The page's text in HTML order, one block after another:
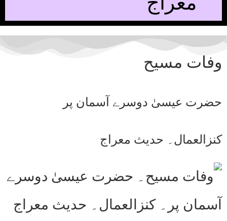
وفات مسیح
حضرت عیسیٰ دوسرے آسمان پر
کنزالعمال۔ حدیث معراج